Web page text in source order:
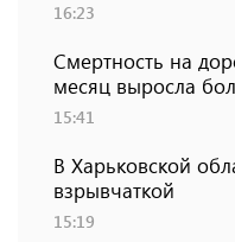
16:23
Смертность на
месяц выросла
15:41
В Харьковской
взрывчаткой
15:19